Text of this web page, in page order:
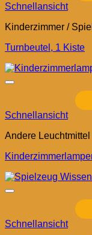
Schnellansicht
Kinderzimmer /
Turnbeutel, 1 Kiste
Schnellansicht
Andere Leuchtmittel
Schnellansicht